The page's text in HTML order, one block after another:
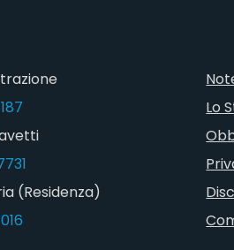
(Residenza)
Lo